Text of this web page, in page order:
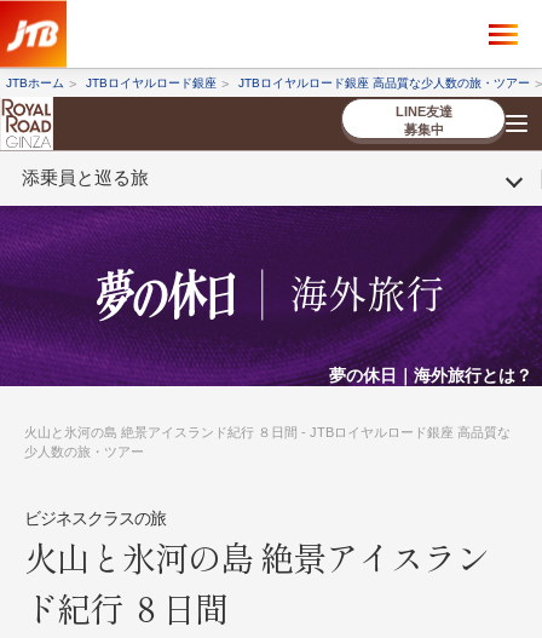
JTBホーム JTBロイヤルロード銀座 JTBロイヤルロード銀座 高品質な少人数の旅・ツアー
LINE友達
募集中
添乗員と巡る旅
TOPNEW 厳選ツアー
ツアーを探す
海外ツアー
国内ツアー
特集
スタッフブログ
デジタルパンフレット
お客様へのご案内
コンシェルジ
ュ紹介
お申し込み
の流れ
法人企業・自治体のみ
なさまへ
条件から探す
条件から探す
キーワード
条件から探す
条件から探す
キーワード 夢の休日｜海外旅行とは？
火山と氷河の島 絶景アイスランド紀行 ８日間 - JTBロイヤルロード銀座 高品質な
少人数の旅・ツアー
ビジネスクラスの旅
火山と氷河の島 絶景アイスラン
ド紀行 ８日間
ツアーを探す ×
海外ツアー 国内ツアー